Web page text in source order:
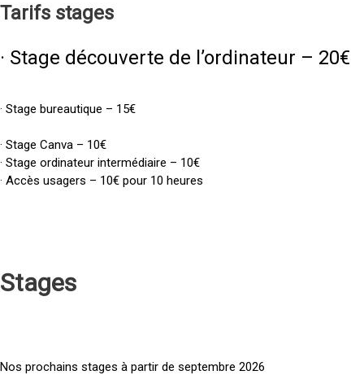
Tarifs stages
· Stage découverte de l’ordinateur – 20€
· Stage bureautique – 15€
· Stage Canva – 10€
· Stage ordinateur intermédiaire – 10€
· Accès usagers – 10€ pour 10 heures
Stages
Nos prochains stages à partir de septembre 2026